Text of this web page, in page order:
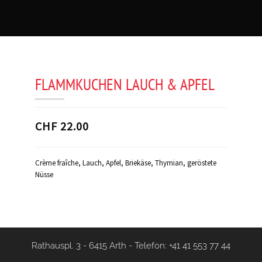
FLAMMKUCHEN LAUCH & APFEL
CHF 22.00
Crème fraîche, Lauch, Apfel, Briekäse, Thymian, geröstete
Nüsse
Rathauspl. 3 - 6415 Arth - Telefon: +41 41 553 77 44